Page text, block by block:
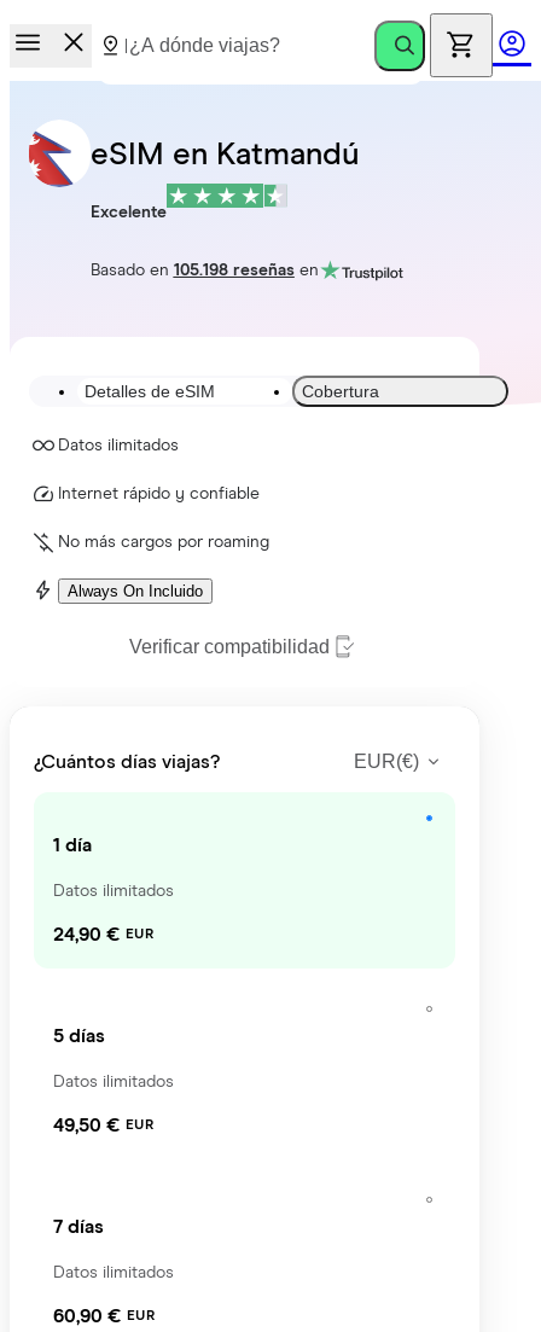
eSIM en Katmandú
Excelente
Basado en 105.198 reseñasen
Detalles de eSIM Cobertura
Datos ilimitados
Internet rápido y confiable
No más cargos por roaming
Always On Incluido
Verificar compatibilidad
¿Cuántos días viajas? EUR(€)
1 día
Datos ilimitados
24,90 € EUR
5 días
Datos ilimitados
49,50 € EUR
7 días
Datos ilimitados
60,90 € EUR